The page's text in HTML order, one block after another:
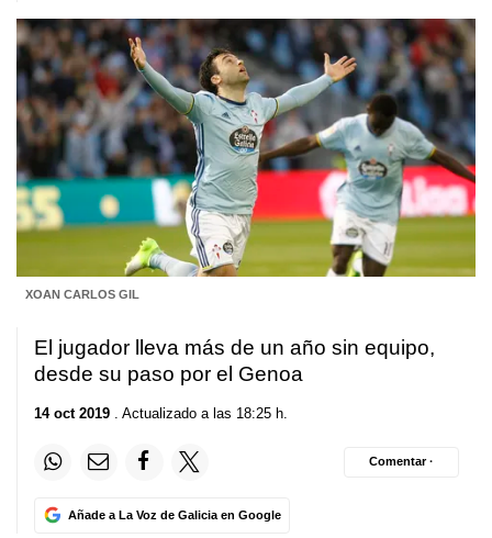
XOAN CARLOS GIL
El jugador lleva más de un año sin equipo,
desde su paso por el Genoa
14 oct 2019 . Actualizado a las 18:25 h.
Añade a La Voz de Galicia en Google
Comentar ·